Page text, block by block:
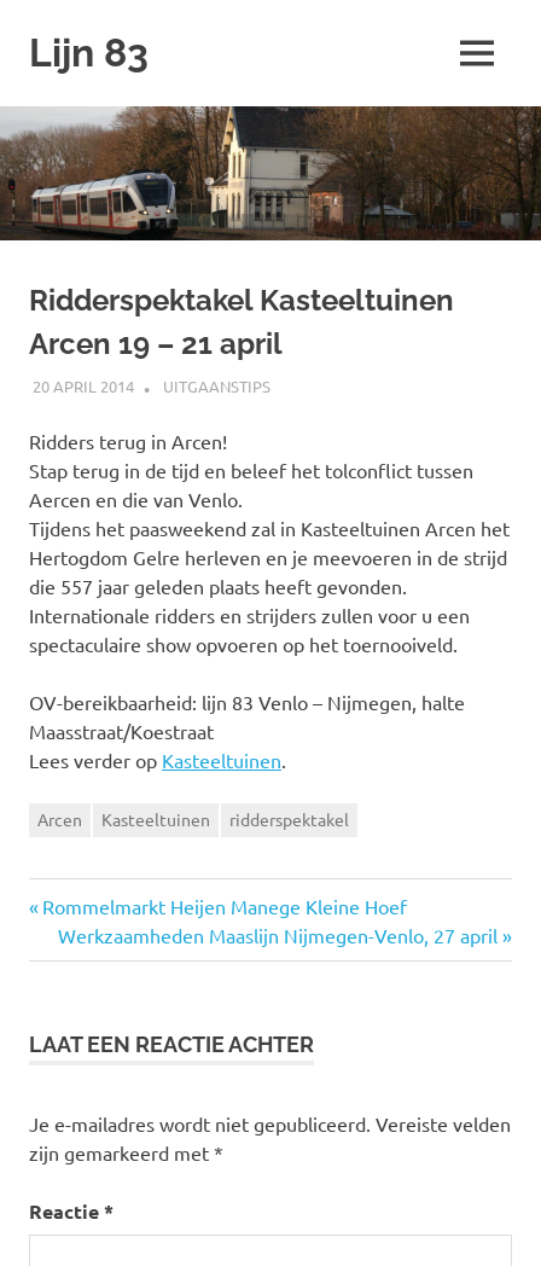
naar
inhoud
Lijn 83 MENU
Ridderspektakel Kasteeltuinen
Arcen 19 – 21 april
20 APRIL 2014 JOHAN
UITGAANSTIPS
Ridders terug in Arcen!
Stap terug in de tijd en beleef het tolconflict tussen
Aercen en die van Venlo.
Tijdens het paasweekend zal in Kasteeltuinen Arcen het
Hertogdom Gelre herleven en je meevoeren in de strijd
die 557 jaar geleden plaats heeft gevonden.
Internationale ridders en strijders zullen voor u een
spectaculaire show opvoeren op het toernooiveld.
OV-bereikbaarheid: lijn 83 Venlo – Nijmegen, halte
Maasstraat/Koestraat
Lees verder op Kasteeltuinen.
Arcen Kasteeltuinen ridderspektakel
Bericht
Vorige
bericht:
Rommelmarkt Heijen Manege Kleine Hoef
Volgende
bericht:
Werkzaamheden Maaslijn Nijmegen-Venlo, 27 april
LAAT EEN REACTIE ACHTER
Je e-mailadres wordt niet gepubliceerd. Vereiste velden
zijn gemarkeerd met *
Reactie*